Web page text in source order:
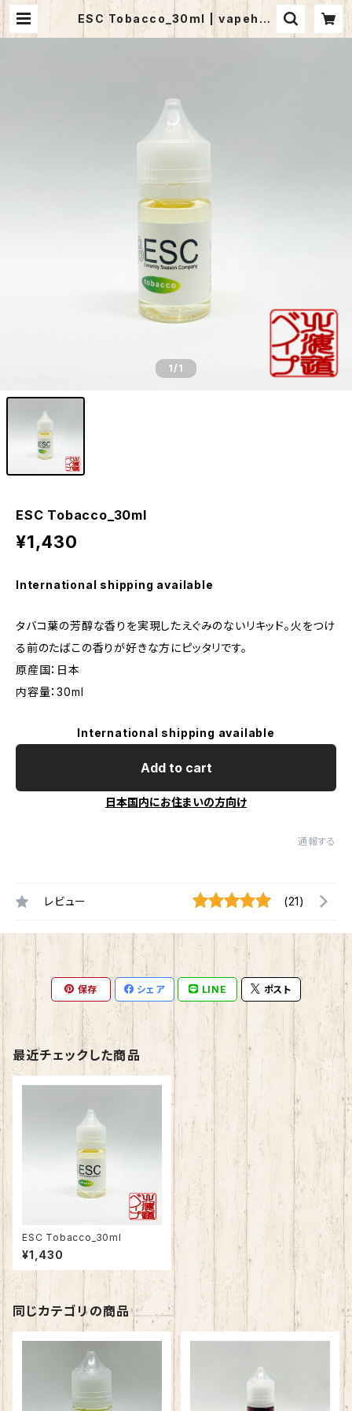
ESC Tobacco_30ml | vapehok
kaido
1/1
ESC Tobacco_30ml
¥1,430
International shipping available
タバコ葉の芳醇な香りを実現したえぐみのないリキッド。火をつけ
る前のたばこの香りが好きな方にピッタリです。
原産国：日本
内容量：30ml
International shipping available
Add to cart
日本国内にお住まいの方向け
通報する
レビュー (21)
保存 シェア LINE ポスト
最近チェックした商品
ESC Tobacco_30ml
¥1,430
同じカテゴリの商品